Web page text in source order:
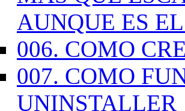
AUNQUE ES
006. COMO
007. COMO
UNINSTALLER